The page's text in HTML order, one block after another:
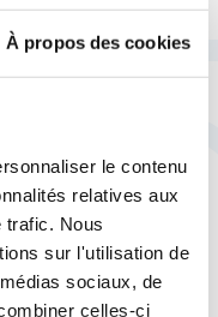
À propos des cookies
le contenu
relatives aux
trafic. Nous
sur l'utilisation de
sociaux, de
celles-ci
?
ambitieuse.
: 7 formations
fond et la forme
d’autant plus
des